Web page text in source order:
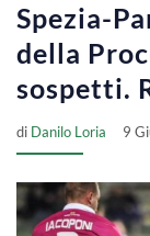
Spezia-
della
sospetti.
di Danilo Loria 9